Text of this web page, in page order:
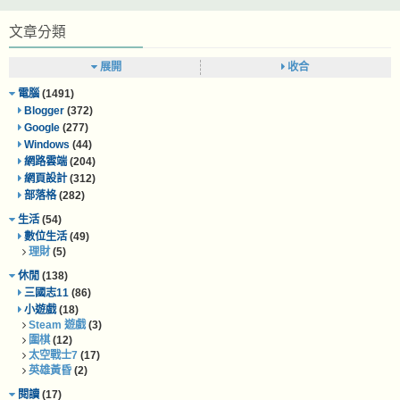
文章分類
展開 收合
電腦 (1491)
Blogger (372)
Google (277)
Windows (44)
網路雲端(204)
網頁設計(312)
部落格(282)
生活(54)
數位生活(49)
理財(5)
休閒 (138)
三國志11 (86)
小遊戲(18)
Steam 遊戲(3)
圍棋(12)
太空戰士7 (17)
英雄黃昏 (2)
閱讀 (17)